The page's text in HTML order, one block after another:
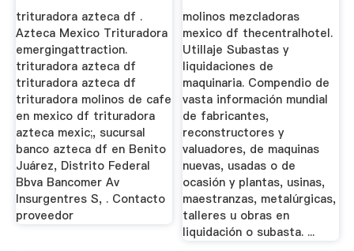
trituradora azteca df .
Azteca Mexico Trituradora
emergingattraction.
trituradora azteca df
trituradora azteca df
trituradora molinos de cafe
en mexico df trituradora
azteca mexic;, sucursal
banco azteca df en Benito
Juárez, Distrito Federal
Bbva Bancomer Av
Insurgentres S, . Contacto
proveedor
molinos mezcladoras
mexico df thecentralhotel.
Utillaje Subastas y
liquidaciones de
maquinaria. Compendio de
vasta información mundial
de fabricantes,
reconstructores y
valuadores, de maquinas
nuevas, usadas o de
ocasión y plantas, usinas,
maestranzas, metalúrgicas,
talleres u obras en
liquidación o subasta. ...